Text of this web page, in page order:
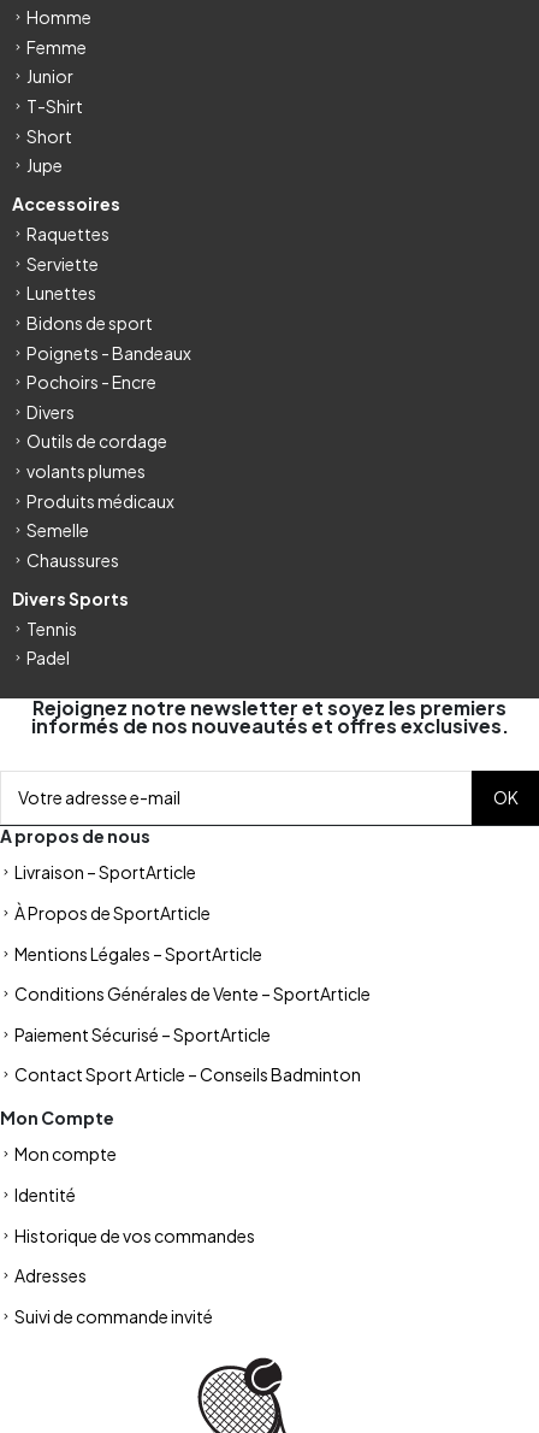
Homme
Femme
Junior
T-Shirt
Short
Jupe
Accessoires
Raquettes
Serviette
Lunettes
Bidons de sport
Poignets - Bandeaux
Pochoirs - Encre
Divers
Outils de cordage
volants plumes
Produits médicaux
Semelle
Chaussures
Divers Sports
Tennis
Padel
Rejoignez notre newsletter et soyez les premiers
informés de nos nouveautés et offres exclusives.
A propos de nous
Livraison – SportArticle
À Propos de SportArticle
Mentions Légales – SportArticle
Conditions Générales de Vente – SportArticle
Paiement Sécurisé – SportArticle
Contact Sport Article – Conseils Badminton
Mon Compte
Mon compte
Identité
Historique de vos commandes
Adresses
Suivi de commande invité